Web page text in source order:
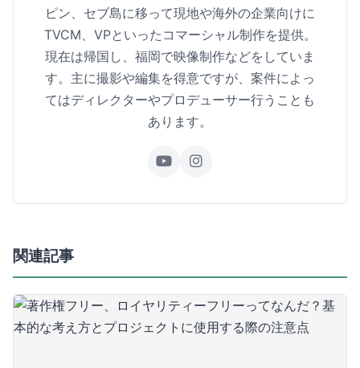
ピン、セブ島に移って現地や海外の企業向けに
TVCM、VPといったコマーシャル制作を提供。
現在は帰国し、福岡で映像制作などをしていま
す。主に撮影や編集を得意ですが、案件によっ
てはディレクターやプロデューサー行うことも
あります。
関連記事